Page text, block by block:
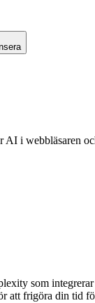
i webbläsaren
som
att frigöra din tid